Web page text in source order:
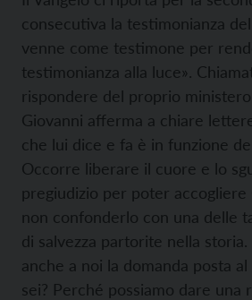
consecutiva la testimonianza
venne come testimone per
testimonianza alla luce».
rispondere del proprio
Giovanni afferma a chiare
che lui dice e fa è in funzione
Occorre liberare il cuore e lo
pregiudizio per poter accogliere
non confonderlo con una delle
di salvezza partorite nella storia.
anche a noi la domanda posta
sei? Perché possiamo dare una